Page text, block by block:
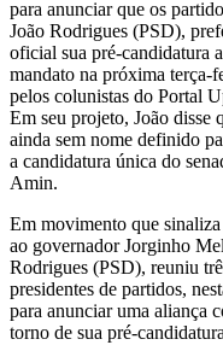
para anunciar que os
João Rodrigues (PSD),
oficial sua pré-candidatura
mandato na próxima terça-
pelos colunistas do Portal
Em seu projeto, João
ainda sem nome definido
a candidatura única do
Amin.
Em movimento que
ao governador Jorginho
Rodrigues (PSD), reuniu
presidentes de partidos,
para anunciar uma aliança
torno de sua pré-